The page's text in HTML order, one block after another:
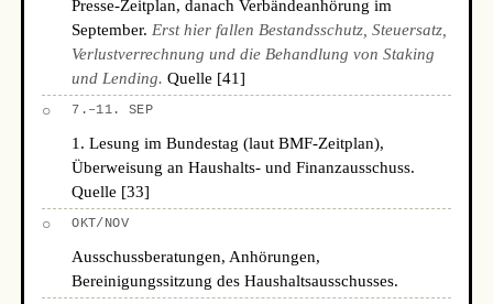
Presse-Zeitplan, danach Verbändeanhörung im
September. Erst hier fallen Bestandsschutz, Steuersatz,
Verlustverrechnung und die Behandlung von Staking
und Lending. Quelle [41]
○ 7.–11. SEP
1. Lesung im Bundestag (laut BMF-Zeitplan),
Überweisung an Haushalts- und Finanzausschuss.
Quelle [33]
○ OKT/NOV
Ausschussberatungen, Anhörungen,
Bereinigungssitzung des Haushaltsausschusses.